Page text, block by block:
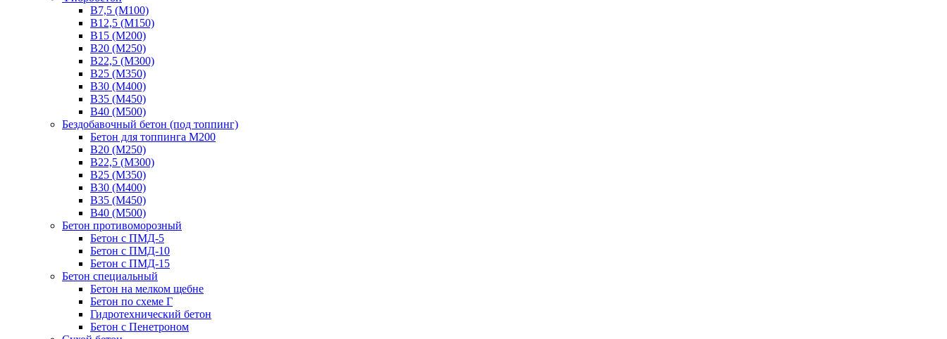
В7,5 (М100)
В12,5 (М150)
В15 (М200)
В20 (М250)
В22,5 (М300)
В25 (М350)
В30 (М400)
В35 (М450)
В40 (М500)
Бездобавочный бетон (под топпинг)
Бетон для топпинга М200
В20 (М250)
В22,5 (М300)
В25 (М350)
В30 (М400)
В35 (М450)
В40 (М500)
Бетон противоморозный
Бетон с ПМД-5
Бетон с ПМД-10
Бетон с ПМД-15
Бетон специальный
Бетон на мелком щебне
Бетон по схеме Г
Гидротехнический бетон
Бетон с Пенетроном